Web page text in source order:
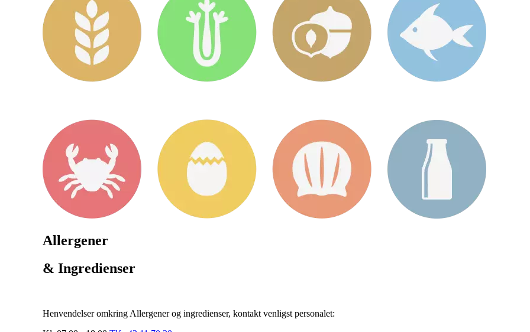
Allergener
& Ingredienser
Henvendelser omkring Allergener og ingredienser, kontakt venligst personalet: